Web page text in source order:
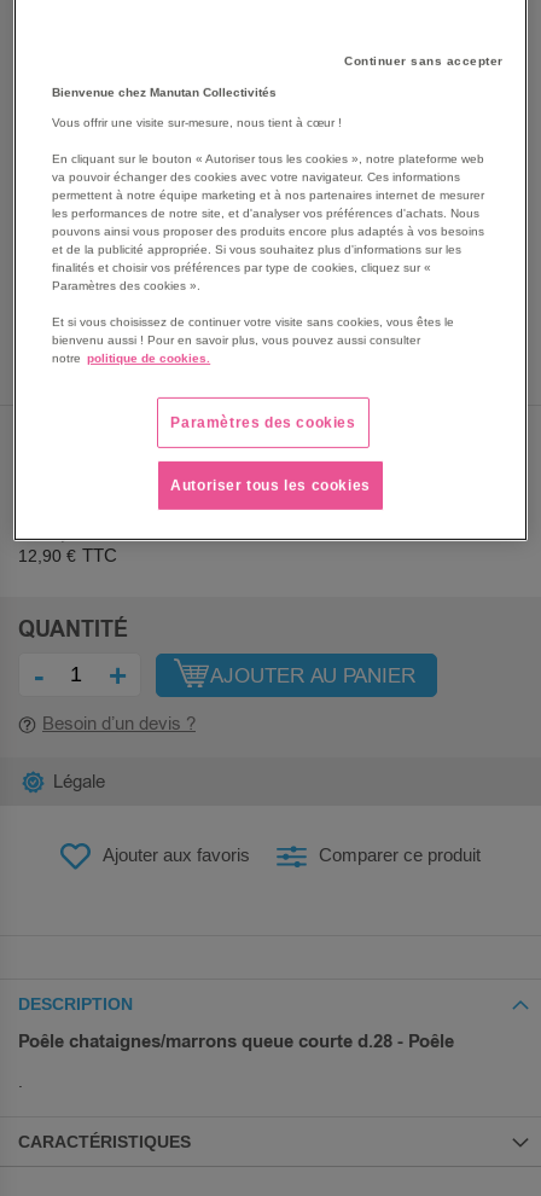
SKIP
Les avantages
Rôtissoire en châtaigne ø28cm. produit en acier laminé
les châtaignes.
Voir le descriptif complet
12,90 €
QUANTITÉ
- + AJOUTER AU PANIER
Besoin d’un devis ?
Ajouter aux favoris Comparer ce produit
Légale
DESCRIPTION
Poêle chataignes/marrons queue courte d.28 - Poêle
CARACTÉRISTIQUES
Continuer sans accepter
Bienvenue chez Manutan Collectivités
Vous offrir une visite sur-mesure, nous tient à cœur !
En cliquant sur le bouton « Autoriser tous les cookies », notre plateforme web
va pouvoir échanger des cookies avec votre navigateur. Ces informations
permettent à notre équipe marketing et à nos partenaires internet de mesurer
les performances de notre site, et d'analyser vos préférences d'achats. Nous
pouvons ainsi vous proposer des produits encore plus adaptés à vos besoins
et de la publicité appropriée. Si vous souhaitez plus d'informations sur les
finalités et choisir vos préférences par type de cookies, cliquez sur «
Paramètres des cookies ».
Et si vous choisissez de continuer votre visite sans cookies, vous êtes le
bienvenu aussi ! Pour en savoir plus, vous pouvez aussi consulter
notre politique de cookies.
Paramètres des cookies
Autoriser tous les cookies